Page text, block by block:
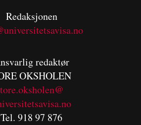
Redaksjonen
redaktør
OKSHOLEN
tore.oksholen@
Tel. 918 97 876